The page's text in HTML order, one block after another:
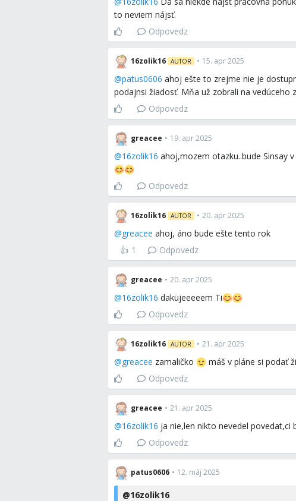
to neviem nájsť.
Odpovedz
16zolik16 AUTOR • 15. apr 2025
@patus0606 ahoj ešte to zrejme nie je
podajnsi žiadosť. Mňa už zobrali na vedúceho
Odpovedz
greacee • 19. apr 2025
@16zolik16 ahoj,mozem otazku..bude Sinsay
Odpovedz
16zolik16 AUTOR • 20. apr 2025
@greacee ahoj, áno bude ešte tento rok
👍 1 Odpovedz
greacee • 20. apr 2025
@16zolik16 dakujeeeeem Ti
Odpovedz
16zolik16 AUTOR • 21. apr 2025
@greacee zamaličko
máš v pláne si podať
Odpovedz
greacee • 21. apr 2025
@16zolik16 ja nie,len nikto nevedel povedat,ci
Odpovedz
patus0606 • 12. máj 2025
@16zolik16